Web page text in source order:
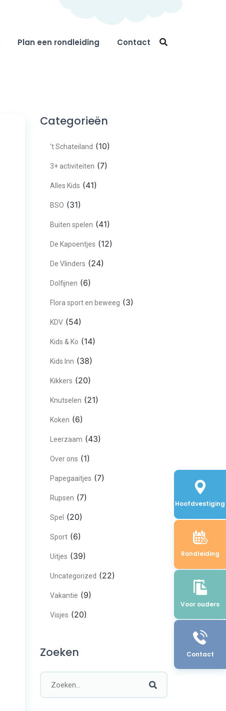
Hoofdvestiging
Rondleiding
Voor ouders
Contact
Plan een rondleiding Contact
Categorieën
't Schateiland (10)
3+ activiteiten (7)
Alles Kids (41)
BSO (31)
Buiten spelen (41)
De Kapoentjes (12)
De Vlinders (24)
Dolfijnen (6)
Flora sport en beweeg (3)
KDV (54)
Kids & Ko (14)
Kids Inn (38)
Kikkers (20)
Knutselen (21)
Koken (6)
Leerzaam (43)
Over ons (1)
Papegaaitjes (7)
Rupsen (7)
Spel (20)
Sport (6)
Uitjes (39)
Uncategorized (22)
Vakantie (9)
Visjes (20)
Zoeken